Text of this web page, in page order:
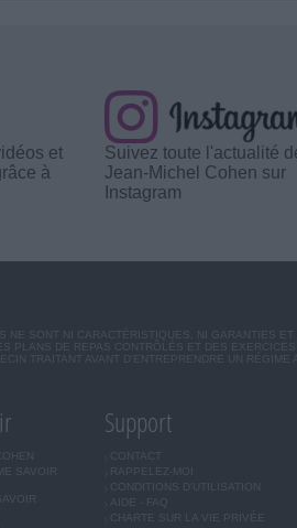
et
à
Suivez toute l'actualité
Jean-Michel Cohen sur
Instagram
SONT NI CARACTÉRISTIQUES, NI GARANTIES
PLANS DE REPAS CONTRÔLÉS ET DES
TRAITANT AVANT D'ENTREPRENDRE UN
SAVOIR
Support
CONTACT
RAPPELEZ-MOI
CONDITIONS D'UTILISATION
AIDE - FAQ
CHARTE SUR LA VIE PRIVÉE